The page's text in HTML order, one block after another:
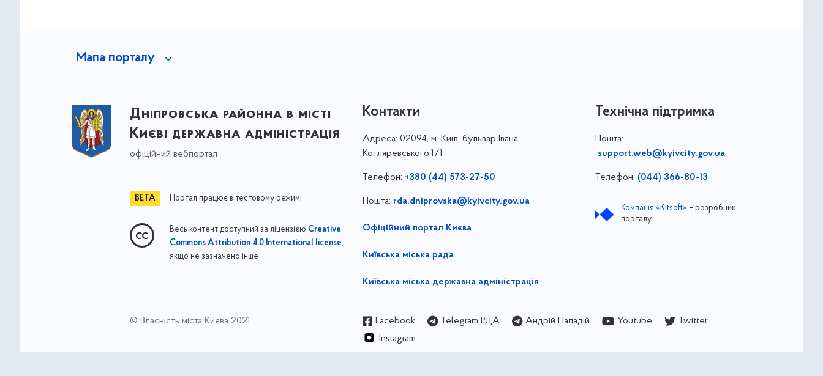
Мапа порталу
Дніпровська районна в місті
Києві державна адміністрація
офіційний вебпортал
Портал працює в тестовому режимі
Весь контент доступний за ліцензією Creative
Commons Attribution 4.0 International license,
якщо не зазначено інше
Контакти
Адреса: 02094, м. Київ, бульвар Івана
Котляревського,1/1
Телефон: +380 (44) 573-27-50
Пошта: rda.dniprovska@kyivcity.gov.ua
Офіційний портал Києва
Київська міська рада
Київська міська державна адміністрація
Технічна підтримка
Пошта:
support.web@kyivcity.gov.ua
Телефон: (044) 366-80-13
Компанія «Kitsoft» – розробник
порталу
© Власність міста Києва 2021 Facebook Telegram РДА Андрій Паладій Youtube
Twitter
Instagram